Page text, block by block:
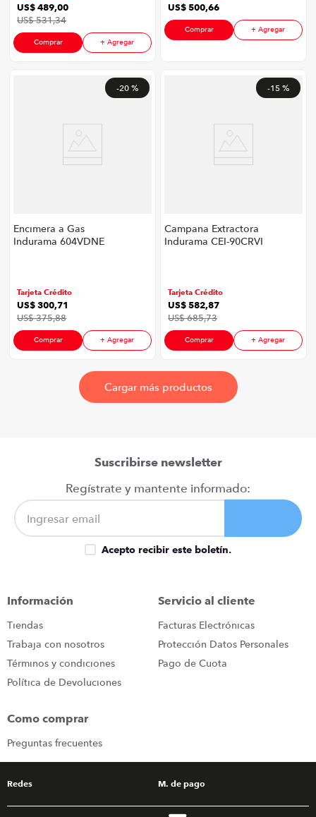
US$489,00
US$531,34
Comprar + Agregar
US$500,66
Comprar + Agregar
-20 %
Encimera a Gas
Indurama 604VDNE
Tarjeta Crédito
US$300,71
US$375,88
Comprar + Agregar
-15 %
Campana Extractora
Indurama CEI-90CRVI
Tarjeta Crédito
US$582,87
US$685,73
Comprar + Agregar
Suscribirse newsletter
Regístrate y mantente informado:
Acepto recibir este boletín.
Información
Tiendas
Trabaja con nosotros
Términos y condiciones
Política de Devoluciones
Servicio al cliente
Facturas Electrónicas
Protección Datos Personales
Pago de Cuota
Como comprar
Preguntas frecuentes
Redes M. de pago